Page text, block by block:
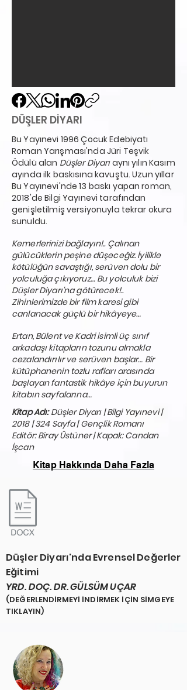
DÜŞLER DİYARI
Bu Yayınevi 1996 Çocuk Edebiyatı
Roman Yarışması'nda Jüri Teşvik
Ödülü alan Düşler Diyarıaynı yılın Kasım
ayında ilk baskısına kavuştu. Uzun yıllar
Bu Yayınevi'nde 13 baskı yapan roman,
2018'de Bilgi Yayınevi tarafından
genişletilmiş versiyonuyla tekrar okura
sunuldu.
Kemerlerinizi bağlayın!.. Çalınan
gülücüklerin peşine düşeceğiz.İyilikle
kötülüğün savaştığı, serüven dolu bir
yolculuğa çıkıyoruz… Bu yolculuk bizi
Düşler Diyarı'na götürecek!..
Zihinlerimizde bir film karesi gibi
canlanacak güçlü bir hikâyeye…
Ertan, Bülent ve Kadri isimli üç sınıf
arkadaşı kitapların tozunu almakla
cezalandırılır ve serüven başlar… Bir
kütüphanenin tozlu rafları arasında
başlayan fantastik hikâye için buyurun
kitabın sayfalarına…
Kitap Adı:Düşler Diyarı | Bilgi Yayınevi |
2018 | 324 Sayfa | Gençlik Romanı
Editör: Biray Üstüner | Kapak: Candan
İşcan
Kitap Hakkında Daha Fazla
Düşler Diyarı'nda Evrensel Değerler
Eğitimi
YRD. DOÇ. DR. GÜLSÜM UÇAR
(DEĞERLENDİRMEYİ İNDİRMEK İÇİN SİMGEYE
TIKLAYIN)